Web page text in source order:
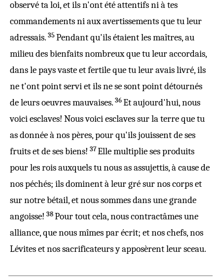
observétaloi, et ils n'ont étéattentifsni à tes
commandementsni auxavertissementsque tu leur
adressais. 35 Pendant qu'ils étaient lesmaîtres, au
milieu desbienfaitsnombreuxque tu leuraccordais,
dans lepaysvasteetfertileque tu leur avaislivré, ils
ne t'ont pointserviet ils ne se sont pointdétournés
de leursoeuvresmauvaises. 36 Et aujourd'hui, nous
voiciesclaves! Nous voiciesclavessur laterreque tu
asdonnéeà nospères, pour qu'ilsjouissentde ses
fruitset de sesbiens! 37Ellemultipliesesproduits
pour lesroisauxquels tu nous asassujettis, à cause de
nospéchés; ilsdominentà leurgrésur noscorpset
sur notrebétail, et nous sommes dans unegrande
angoisse! 38 Pour tout cela, nouscontractâmesune
alliance, que nous mîmes parécrit; et noschefs, nos
Léviteset nossacrificateursy apposèrent leursceau.